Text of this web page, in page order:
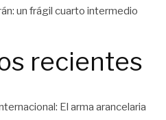
un frágil cuarto intermedio
recientes
El arma arancelaria